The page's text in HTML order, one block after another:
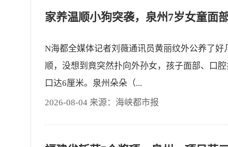
N海都全媒体记者刘薇通讯员黄丽纹外公养了好
顺，没想到竟突然扑向外孙女，孩子面部、口
口达6厘米。泉州朵朵（...
2026-08-04 来源：海峡都市报